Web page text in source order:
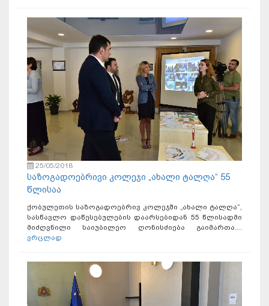
25/05/2018
საზოგადოებრივი კოლეჯი „ახალი ტალღა“ 55
წლისაა
ქობულეთის საზოგადოებრივ კოლეჯში „ახალი ტალღა“,
სასწავლო დაწესებულების დაარსებიდან 55 წლისადმი
მიძღვნილი საიუბილეო ღონისძიება გაიმართა....
ვრცლად